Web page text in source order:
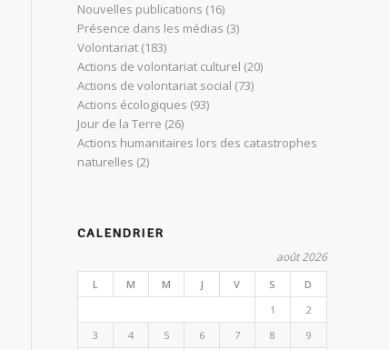
Nouvelles publications (16)
Présence dans les médias (3)
Volontariat (183)
Actions de volontariat culturel (20)
Actions de volontariat social (73)
Actions écologiques (93)
Jour de la Terre (26)
Actions humanitaires lors des catastrophes
naturelles (2)
CALENDRIER
août 2026
L M M J V S
D
1
2
3
4 5 6 7 8
9